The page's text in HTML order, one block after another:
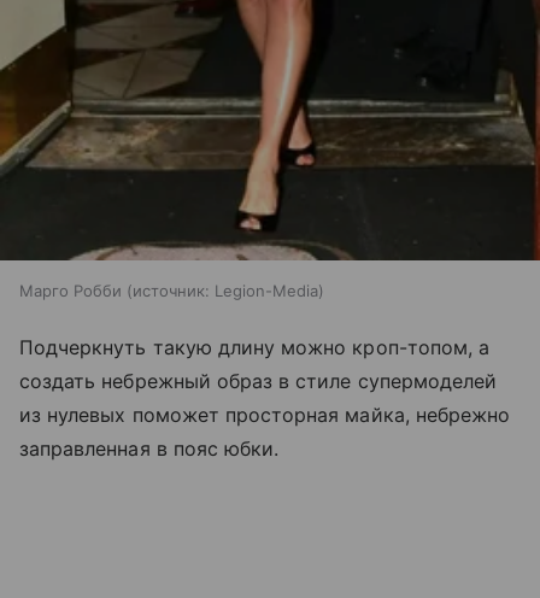
Марго Робби источник: Legion-Media
Подчеркнуть такую длину можно кроп-топом, а
создать небрежный образ в стиле супермоделей
из нулевых поможет просторная майка, небрежно
заправленная в пояс юбки.